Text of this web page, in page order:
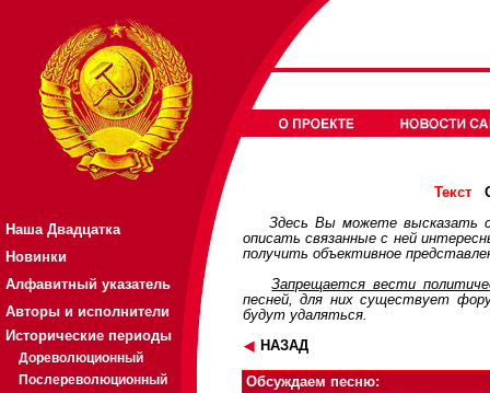
Наша Двадцатка
Новинки
Алфавитный указатель
Авторы и исполнители
Исторические периоды
Дореволюционный
Послереволюционный
Текст
Здесь Вы можете высказать
описать связанные с ней
получить объективное
Запрещается вести
песней, для них существует
будут удаляться.
НАЗАД
Обсуждаем песню: